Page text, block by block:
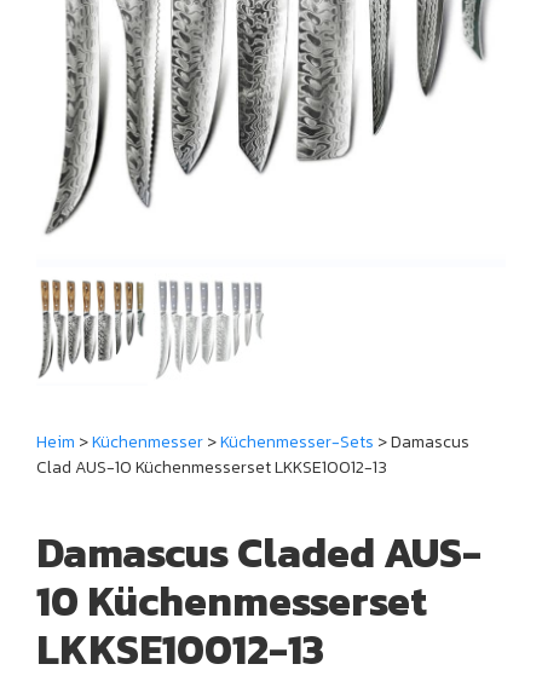
Heim >Küchenmesser>Küchenmesser-Sets > Damascus
Clad AUS-10 Küchenmesserset LKKSE10012-13
Damascus Claded AUS-
10 Küchenmesserset
LKKSE10012-13